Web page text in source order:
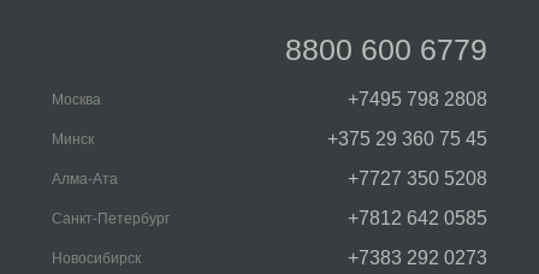
8800 600 6779
Москва +7495 798 2808
Минск +375 29 360 75 45
Алма-Ата +7727 350 5208
Санкт-Петербург +7812 642 0585
Новосибирск +7383 292 0273